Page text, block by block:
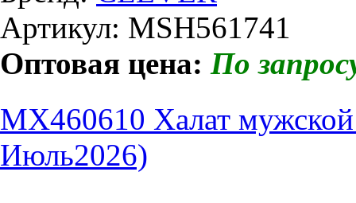
Артикул: MSH561741
Оптовая цена: По
MX460610 Халат
Июль2026)